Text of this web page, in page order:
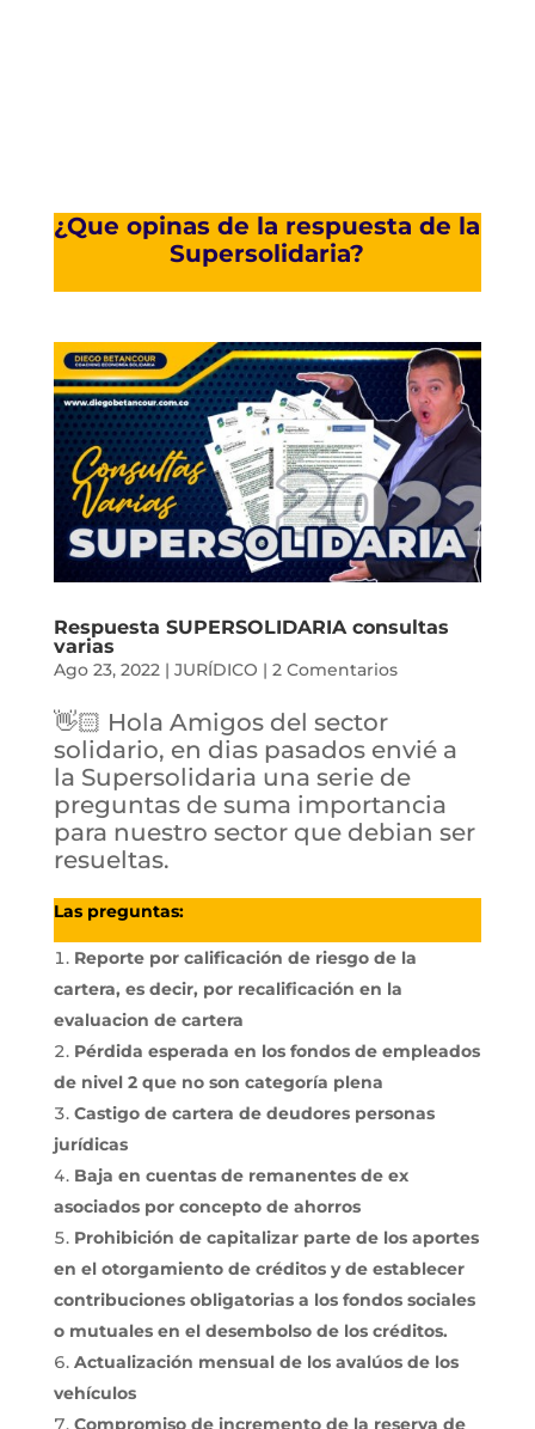
¿Que opinas de la respuesta de la
Supersolidaria?
Respuesta SUPERSOLIDARIA consultas
varias
Ago 23, 2022| JURÍDICO | 2 Comentarios
👋🏻 Hola Amigos del sector
solidario, en dias pasados envié a
la Supersolidaria una serie de
preguntas de suma importancia
para nuestro sector que debian ser
resueltas.
Las preguntas:
Reporte por calificación de riesgo de la
cartera, es decir, por recalificación en la
evaluacion de cartera
Pérdida esperada en los fondos de empleados
de nivel 2 que no son categoría plena
Castigo de cartera de deudores personas
jurídicas
Baja en cuentas de remanentes de ex
asociados por concepto de ahorros
Prohibición de capitalizar parte de los aportes
en el otorgamiento de créditos y de establecer
contribuciones obligatorias a los fondos sociales
o mutuales en el desembolso de los créditos.
Actualización mensual de los avalúos de los
vehículos
Compromiso de incremento de la reserva de